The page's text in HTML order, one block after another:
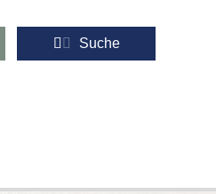
Suche